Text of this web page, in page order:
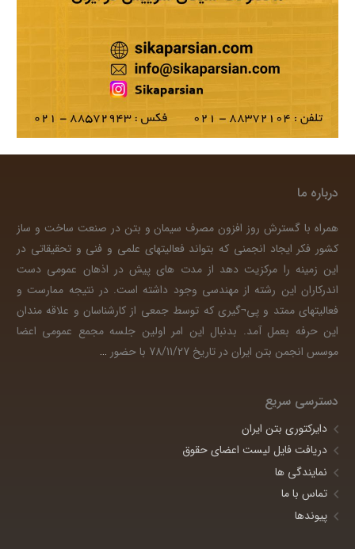
درباره ما
همراه با گسترش روز افزون مصرف سیمان و بتن در صنعت ساخت و ساز
کشور فکر ایجاد انجمنی که بتواند فعالیتهای علمی و فنی و تحقیقاتی در
این زمینه را مرکزیت دهد از مدت های پیش در اذهان عمومی دست
اندرکاران این رشته از مهندسی وجود داشته است. در نتیجه ممارست و
فعالیتهای ممتد و پی¬گیری که توسط جمعی از کارشناسان و علاقه مندان
این حرفه بعمل آمد. بدنبال این امر اولین جلسه مجمع عمومی اعضا
موسس انجمن بتن ایران در تاریخ 78/11/27 با حضور
…
دسترسی سریع
دایرکتوری بتن ایران
دریافت فایل لیست اعضای حقوق
نمایندگی ها
تماس با ما
پیوندها